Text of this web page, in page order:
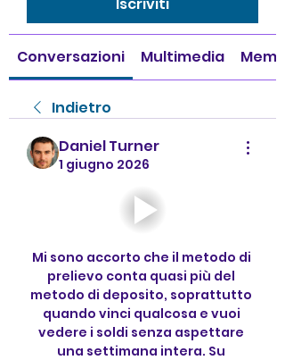
Conversazioni Multimedia
Indietro
Daniel Turner
1 giugno 2026
Mi sono accorto che il metodo di
prelievo conta quasi più del
metodo di deposito, soprattutto
quando vinci qualcosa e vuoi
vedere i soldi senza aspettare